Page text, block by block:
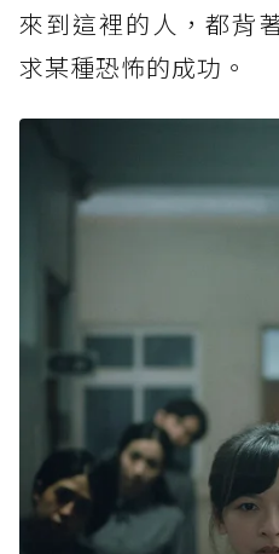
來到這裡的人，都背
求某種恐怖的成功。